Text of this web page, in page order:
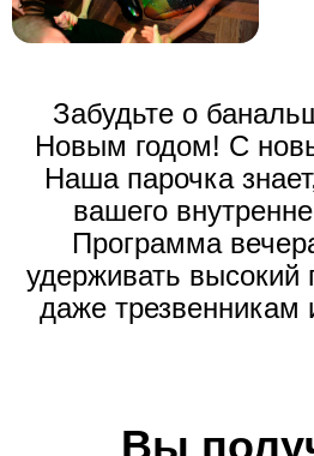
Забудьте о
Новым годом! С
Наша парочка
вашего
Программа
удерживать высокий
даже трезвенникам
Вы
Харизма — чтобы блистать и сиять!
Креатив — для самых
решений